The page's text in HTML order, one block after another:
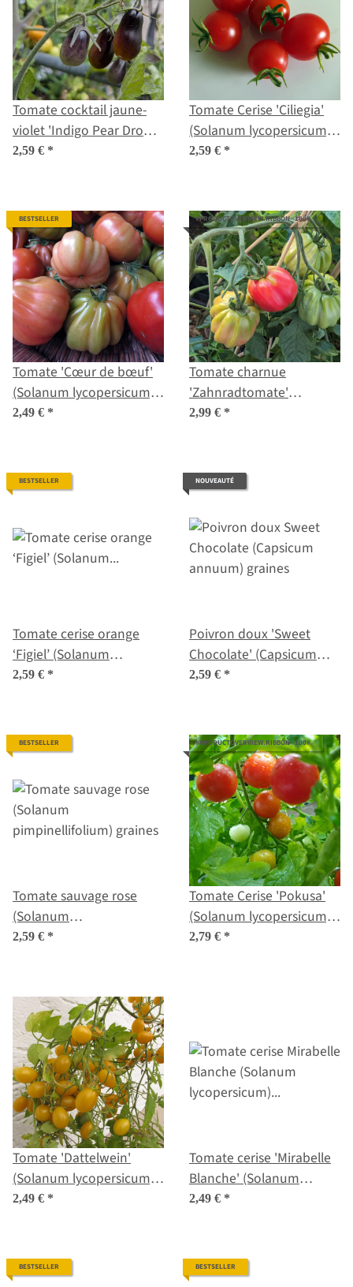
Tomate cocktail jaune-
violet 'Indigo Pear Drops'
(Solanum lycopersicum)
2,59 € *
Tomate Cerise 'Ciliegia'
(Solanum lycopersicum)
graines biologiques
2,59 € *
BESTSELLER
Tomate 'Cœur de bœuf'
(Solanum lycopersicum)
graines biologiques
2,49 € *
#PRODUCTOVERVIEW.RIBBON--100#
Tomate charnue
'Zahnradtomate'
(Solanum lycopersicum)
2,99 € *
BESTSELLER
Tomate cerise orange
‘Figiel’ (Solanum
lycopersicum) graines
2,59 € *
NOUVEAUTÉ
Poivron doux 'Sweet
Chocolate' (Capsicum
annuum) graines
2,59 € *
BESTSELLER
Tomate sauvage rose
(Solanum
pimpinellifolium) graines
2,59 € *
#PRODUCTOVERVIEW.RIBBON--100#
Tomate Cerise 'Pokusa'
(Solanum lycopersicum)
graines
2,79 € *
Tomate 'Dattelwein'
(Solanum lycopersicum)
graines
2,49 € *
Tomate cerise 'Mirabelle
Blanche' (Solanum
lycopersicum) semences
2,49 € *
BESTSELLER BESTSELLER